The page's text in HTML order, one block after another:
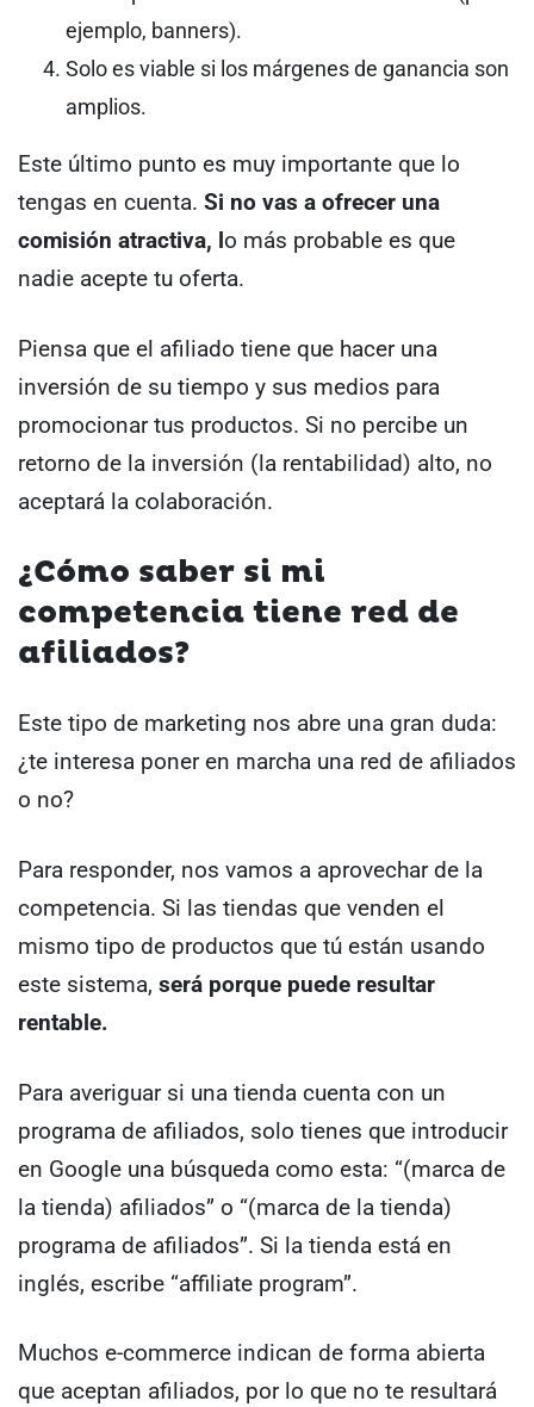
ejemplo, banners).
Solo es viable si los márgenes de ganancia son
amplios.
Este último punto es muy importante que lo
tengas en cuenta. Si no vas a ofrecer una
comisión atractiva, lo más probable es que
nadie acepte tu oferta.
Piensa que el afiliado tiene que hacer una
inversión de su tiempo y sus medios para
promocionar tus productos. Si no percibe un
retorno de la inversión (la rentabilidad) alto, no
aceptará la colaboración.
¿Cómo saber si mi
competencia tiene red de
afiliados?
Este tipo de marketing nos abre una gran duda:
¿te interesa poner en marcha una red de afiliados
o no?
Para responder, nos vamos a aprovechar de la
competencia. Si las tiendas que venden el
mismo tipo de productos que tú están usando
este sistema, será porque puede resultar
rentable.
Para averiguar si una tienda cuenta con un
programa de afiliados, solo tienes que introducir
en Google una búsqueda como esta: “(marca de
la tienda) afiliados” o “(marca de la tienda)
programa de afiliados”. Si la tienda está en
inglés, escribe “affiliate program”.
Muchos e-commerce indican de forma abierta
que aceptan afiliados, por lo que no te resultará